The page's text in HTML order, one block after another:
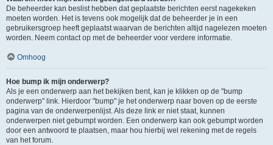
De beheerder kan beslist hebben dat geplaatste berichten eerst nagekeken
moeten worden. Het is tevens ook mogelijk dat de beheerder je in een
gebruikersgroep heeft geplaatst waarvan de berichten altijd nagelezen moeten
worden. Neem contact op met de beheerder voor verdere informatie.
Omhoog
Hoe bump ik mijn onderwerp?
Als je een onderwerp aan het bekijken bent, kan je klikken op de "bump
onderwerp" link. Hierdoor "bump" je het onderwerp naar boven op de eerste
pagina van de onderwerpenlijst. Als deze link er niet staat, kunnen
onderwerpen niet gebumpt worden. Een onderwerp kan ook gebumpt worden
door een antwoord te plaatsen, maar hou hierbij wel rekening met de regels
van het forum.